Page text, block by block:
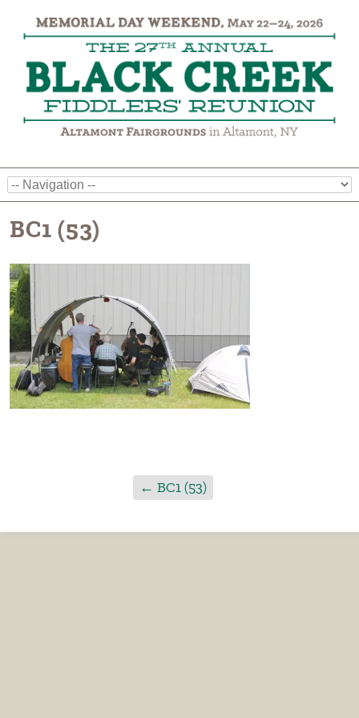
BC1 (53)
← BC1 (53)